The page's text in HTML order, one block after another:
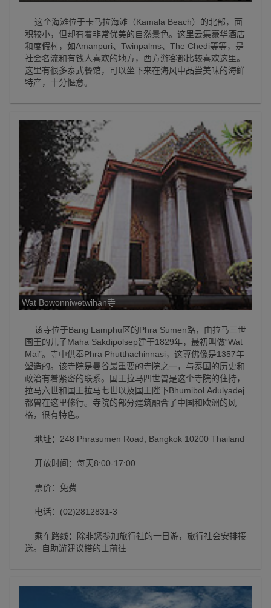
这个海滩位于卡马拉海滩（Kamala Beach）的北部，面
积较小，但却有着非常优美的自然景色。这里云集豪华酒店
和度假村，如Amanpuri、Twinpalms、The Chedi等等，是
社会名流和有钱人喜欢的地方，西方游客都比较喜欢这里。
这里有很多泰式餐馆，可以坐下来在海风中品尝美味的海鲜
特产，十分惬意。
Wat Bowonniwetwihan寺
该寺位于Bang Lamphu区的Phra Sumen路，由拉马三世
国王的儿子Maha Sakdipolsep建于1829年，最初叫做“Wat
Mai”。寺中供奉Phra Phutthachinnasi，这尊佛像是1357年
塑造的。该寺院是曼谷最重要的寺院之一，与泰国的历史和
政治有着紧密的联系。国王拉马四世曾是这个寺院的住持，
拉马六世和国王拉马七世以及国王陛下Bhumibol Adulyadej
都曾在这里修行。寺院的部分建筑融合了中国和欧洲的风
格，很有特色。
地址：248 Phrasumen Road, Bangkok 10200 Thailand
开放时间：每天8:00-17:00
票价：免费
电话：(02)2812831-3
乘车路线：除非您参加旅行社的一日游，旅行社会安排接
送。自助游建议搭的士前往